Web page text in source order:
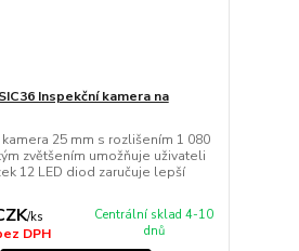
Inspekční kamera na
kamera 25 mm s rozlišením 1 080
zvětšením umožňuje uživateli
12 LED diod zaručuje lepší
/ks
DPH
Centrální sklad 4-10
dnů